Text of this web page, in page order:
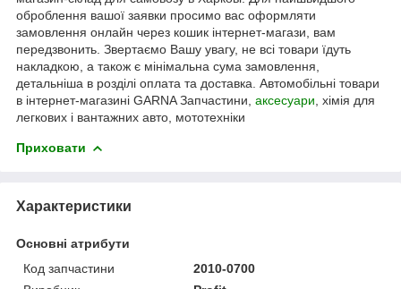
оброблення вашої заявки просимо вас оформляти
замовлення онлайн через кошик інтернет-магази, вам
передзвонить. Звертаємо Вашу увагу, не всі товари їдуть
накладкою, а також є мінімальна сума замовлення,
детальніша в розділі оплата та доставка. Автомобільні товари
в інтернет-магазині GARNA Запчастини, аксесуари , хімія для
легкових і вантажних авто, мототехніки
Приховати
Характеристики
Основні атрибути
Код запчастини
2010-0700